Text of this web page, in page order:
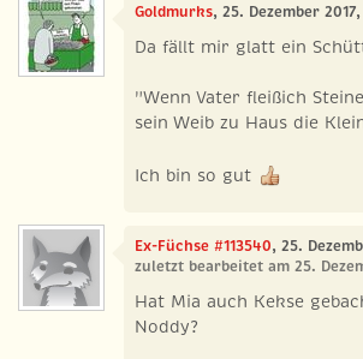
Goldmurks, 25. Dezember
Da fällt mir glatt ein
"Wenn Vater fleißich
sein Weib zu Haus die
Ich bin so gut
Ex-Füchse #113540, 25.
zuletzt bearbeitet am 25.
Hat Mia auch Kekse
Noddy?